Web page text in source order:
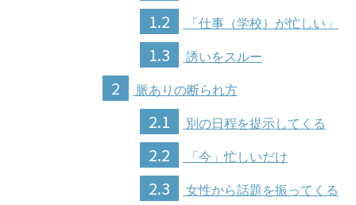
1.2 「仕事（学校）が忙しい」
1.3 誘いをスルー
2 脈ありの断られ方
2.1 別の日程を提示してくる
2.2 「今」忙しいだけ
2.3 女性から話題を振ってくる